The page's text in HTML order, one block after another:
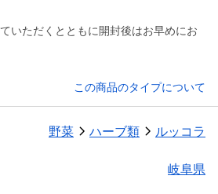
いただくとともに開封後はお早めにお
この商品のタイプについて
野菜 ハーブ類 ルッコラ
岐阜県